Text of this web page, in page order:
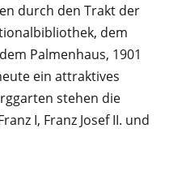
durch den Trakt der
dem
Palmenhaus, 1901
ein attraktives
stehen die
I, Franz Josef II. und